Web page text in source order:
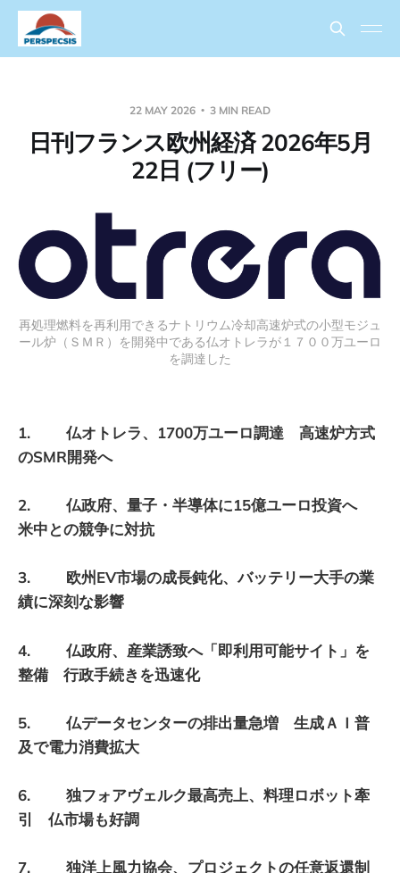
22 MAY 2026 3 MIN READ
日刊フランス欧州経済 2026年5月
22日 (フリー)
再処理燃料を再利用できるナトリウム冷却高速炉式の小型モジュ
ール炉（ＳＭＲ）を開発中である仏オトレラが１７００万ユーロ
を調達した
1. 仏オトレラ、1700万ユーロ調達 高速炉方式
のSMR開発へ
2. 仏政府、量子・半導体に15億ユーロ投資へ
米中との競争に対抗
3. 欧州EV市場の成長鈍化、バッテリー大手の業
績に深刻な影響
4. 仏政府、産業誘致へ「即利用可能サイト」を
整備 行政手続きを迅速化
5. 仏データセンターの排出量急増 生成ＡＩ普
及で電力消費拡大
6. 独フォアヴェルク最高売上、料理ロボット牽
引 仏市場も好調
7. 独洋上風力協会、プロジェクトの任意返還制